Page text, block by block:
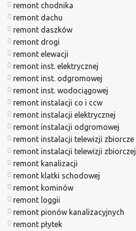
remont chodnika
remont dachu
remont daszków
remont drogi
remont elewacji
remont inst. elektrycznej
remont inst. odgromowej
remont inst. wodociągowej
remont instalacji co i ccw
remont instalacji elektrycznej
remont instalacji odgromowej
remont instalacji telewizji zbiorcze
remont instalacji telewizji zbiorczej
remont kanalizacji
remont klatki schodowej
remont kominów
remont loggii
remont pionów kanalizacyjnych
remont płytek